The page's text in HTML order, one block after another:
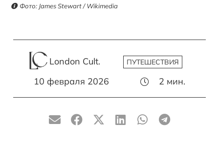
Фото: James Stewart / Wikimedia
London Cult. ПУТЕШЕСТВИЯ
10 февраля 2026 2 мин.